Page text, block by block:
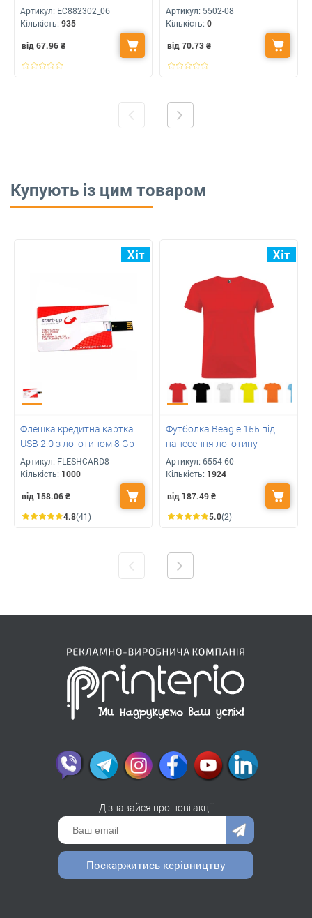
Артикул: ЕС882302_06
Кількість: 935
від 67.96₴
Артикул: 5502-08
Кількість: 0
від 70.73₴
Купують із цим товаром
Флешка кредитна картка
USB 2.0 з логотипом 8 Gb
Артикул: FLESHCARD8
Кількість: 1000
від 158.06₴
4.8(41)
Футболка Beagle 155 під
нанесення логотипу
Артикул: 6554-60
Кількість: 1924
від 187.49₴
5.0(2)
Дізнавайся про нові акції
Поскаржитись керівництву